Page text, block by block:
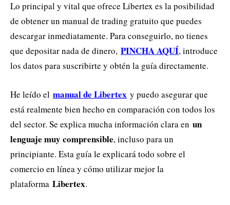
Lo principal y vital que ofrece Libertex es la posibilidad
de obtener un manual de trading gratuito que puedes
descargar inmediatamente. Para conseguirlo, no tienes
que depositar nada de dinero, PINCHA AQUÍ, introduce
los datos para suscribirte y obtén la guía directamente.
He leído el manual de Libertex y puedo asegurar que
está realmente bien hecho en comparación con todos los
del sector. Se explica mucha información clara en un
lenguaje muy comprensible, incluso para un
principiante. Esta guía le explicará todo sobre el
comercio en línea y cómo utilizar mejor la
plataforma Libertex.